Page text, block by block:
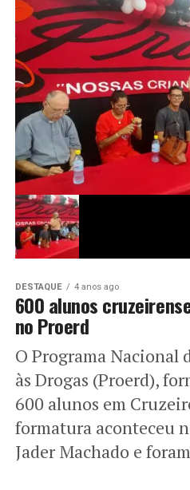
DESTAQUE 4 anos ago
600 alunos
no Proerd
O Programa Nacional
às Drogas (Proerd),
600 alunos em
formatura aconteceu
Jader Machado e